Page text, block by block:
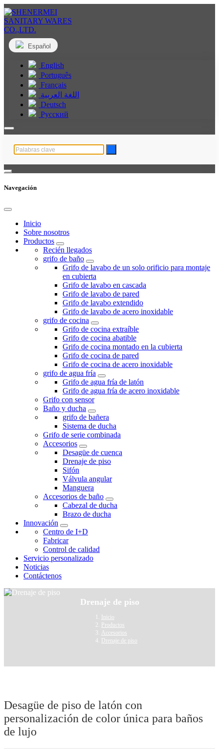
Español
English
Português
Français
اللغة العربية
Deutsch
Русский
Navegación
Inicio
Sobre nosotros
Productos
Recién llegados
grifo de baño
Grifo de lavabo de un solo orificio para montaje
en cubierta
Grifo de lavabo en cascada
Grifo de lavabo de pared
Grifo de lavabo extendido
Grifo de lavabo de acero inoxidable
grifo de cocina
Grifo de cocina extraíble
Grifo de cocina abatible
Grifo de cocina montado en la cubierta
Grifo de cocina de pared
Grifo de cocina de acero inoxidable
grifo de agua fría
Grifo de agua fría de latón
Grifo de agua fría de acero inoxidable
Grifo con sensor
Baño y ducha
grifo de bañera
Sistema de ducha
Grifo de serie combinada
Accesorios
Desagüe de cuenca
Drenaje de piso
Sifón
Válvula angular
Manguera
Accesorios de baño
Cabezal de ducha
Brazo de ducha
Innovación
Centro de I+D
Fabricar
Control de calidad
Servicio personalizado
Noticias
Contáctenos
Drenaje de piso
Inicio
Productos
Accesorios
Drenaje de piso
Desagüe de piso de latón con
personalización de color única para baños
de lujo